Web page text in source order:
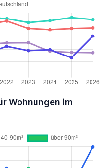
Wohnungen im